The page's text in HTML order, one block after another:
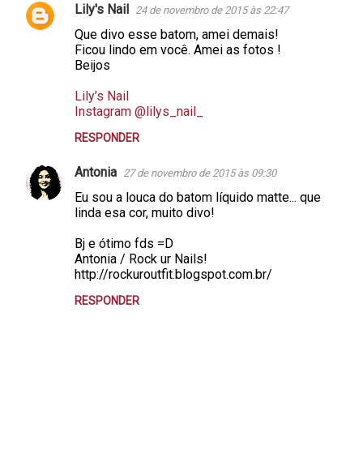
Lily's Nail 24 de novembro de 2015 às 22:47
Que divo esse batom, amei demais!
Ficou lindo em você. Amei as fotos !
Beijos
Lily’s Nail
Instagram @lilys_nail_
RESPONDER
Antonia 27 de novembro de 2015 às 09:30
Eu sou a louca do batom líquido matte... que
linda esa cor, muito divo!
Bj e ótimo fds =D
Antonia / Rock ur Nails!
http://rockuroutfit.blogspot.com.br/
RESPONDER